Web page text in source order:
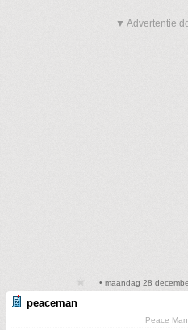
▼ Advertentie
• maandag 28
peaceman
Peace